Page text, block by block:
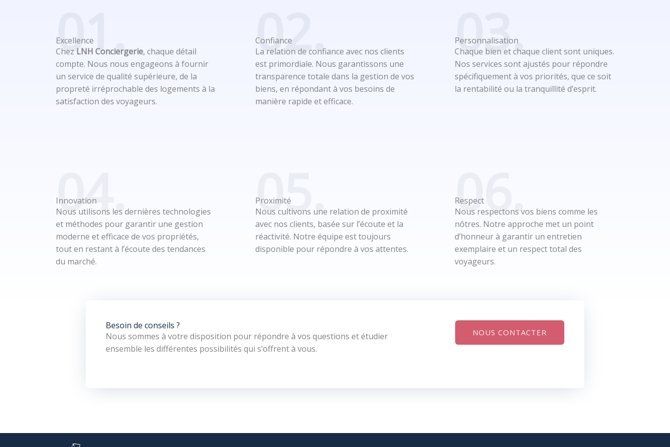
01.
Excellence
Chez LNH Conciergerie, chaque détail
compte. Nous nous engageons à fournir
un service de qualité supérieure, de la
propreté irréprochable des logements à la
satisfaction des voyageurs.
02.
Confiance
La relation de confiance avec nos clients
est primordiale. Nous garantissons une
transparence totale dans la gestion de vos
biens, en répondant à vos besoins de
manière rapide et efficace.
03.
Personnalisation
Chaque bien et chaque client sont uniques.
Nos services sont ajustés pour répondre
spécifiquement à vos priorités, que ce soit
la rentabilité ou la tranquillité d’esprit.
04.
Innovation
Nous utilisons les dernières technologies
et méthodes pour garantir une gestion
moderne et efficace de vos propriétés,
tout en restant à l’écoute des tendances
du marché.
05.
Proximité
Nous cultivons une relation de proximité
avec nos clients, basée sur l’écoute et la
réactivité. Notre équipe est toujours
disponible pour répondre à vos attentes.
06.
Respect
Nous respectons vos biens comme les
nôtres. Notre approche met un point
d’honneur à garantir un entretien
exemplaire et un respect total des
voyageurs.
Besoin de conseils ? ​
Nous sommes à votre disposition pour répondre à vos questions et étudier
ensemble les différentes possibilités qui s’offrent à vous.
NOUS CONTACTER